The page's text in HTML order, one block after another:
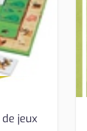
jeux